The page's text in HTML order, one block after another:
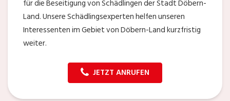
für die Beseitigung von Schädlingen der Stadt Döbern-
Land. Unsere Schädlingsexperten helfen unseren
Interessenten im Gebiet von Döbern-Land kurzfristig
weiter.
JETZT ANRUFEN